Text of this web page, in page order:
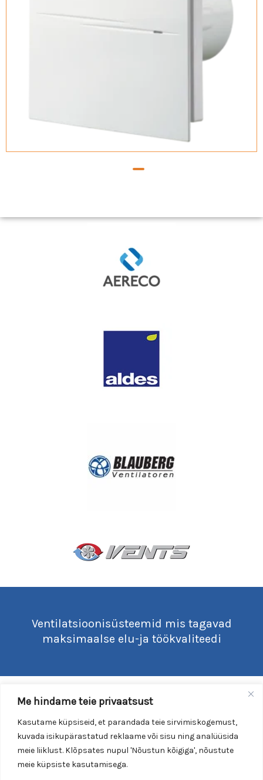
Me hindame teie privaatsust
Kasutame küpsiseid, et parandada teie sirvimiskogemust,
kuvada isikupärastatud reklaame või sisu ning analüüsida
meie liiklust. Klõpsates nupul 'Nõustun kõigiga', nõustute
meie küpsiste kasutamisega.
Ventilatsioonisüsteemid mis tagavad
maksimaalse elu-ja töökvaliteedi